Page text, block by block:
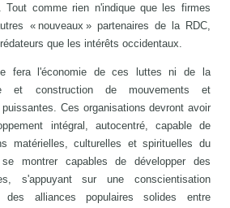
Tout comme rien n'indique que les firmes
« nouveaux » partenaires de la RDC,
que les intérêts occidentaux.
fera l'économie de ces luttes ni de la
et construction de mouvements et
Ces organisations devront avoir
intégral, autocentré, capable de
matérielles, culturelles et spirituelles du
montrer capables de développer des
s'appuyant sur une conscientisation
des alliances populaires solides entre